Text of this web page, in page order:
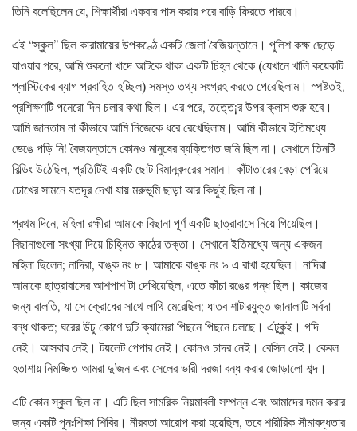
তিনি বলেছিলেন যে, শিক্ষার্থীরা একবার পাস করার পরে বাড়ি ফিরতে পারবে।
এই “স্কুল” ছিল কারামায়ের উপকণ্ঠে একটি জেলা বৈজিয়ন্তানে। পুলিশ কক্ষ ছেড়ে
যাওয়ার পরে, আমি শুকনো খাদে আটকে থাকা একটি চিহ্ন থেকে (যেখানে খালি কয়েকটি
প্লাস্টিকের ব্যাগ প্রবাহিত হচ্ছিল) সমস্ত তথ্য সংগ্রহ করতে পেরেছিলাম। স্পষ্টতই,
প্রশিক্ষণটি পনেরো দিন চলার কথা ছিল। এর পরে, তত্তে¡র উপর ক্লাস শুরু হবে।
আমি জানতাম না কীভাবে আমি নিজেকে ধরে রেখেছিলাম। আমি কীভাবে ইতিমধ্যে
ভেঙে পড়ি নি! বৈজয়ন্তানে কোনও মানুষের ব্যক্তিগত জমি ছিল না। সেখানে তিনটি
বিল্ডিং উঠেছিল, প্রতিটিই একটি ছোট বিমানবন্দরের সমান। কাঁটাতারের বেড়া পেরিয়ে
চোখের সামনে যতদূর দেখা যায় মরুভূমি ছাড়া আর কিছুই ছিল না।
প্রথম দিনে, মহিলা রক্ষীরা আমাকে বিছানা পূর্ণ একটি ছাত্রাবাসে নিয়ে গিয়েছিল।
বিছানাগুলো সংখ্যা দিয়ে চিহ্নিত কাঠের তক্তা। সেখানে ইতিমধ্যে অন্য একজন
মহিলা ছিলেন; নাদিরা, বাঙ্ক নং ৮। আমাকে বাঙ্ক নং ৯ এ রাখা হয়েছিল। নাদিরা
আমাকে ছাত্রাবাসের আশপাশ টা দেখিয়েছিল, এতে কাঁচা রঙের গন্ধ ছিল। কাজের
জন্য বালতি, যা সে ক্রোধের সাথে লাথি মেরেছিল; ধাতব শাটারযুক্ত জানালাটি সর্বদা
বন্ধ থাকত; ঘরের উঁচু কোণে দুটি ক্যামেরা পিছনে পিছনে চলছে। এটুকুই। গদি
নেই। আসবাব নেই। টয়লেট পেপার নেই। কোনও চাদর নেই। বেসিন নেই। কেবল
হতাশায় নিমজ্জিত আমরা দু’জন এবং সেলের ভারী দরজা বন্ধ করার জোড়ালো শব্দ।
এটি কোন স্কুল ছিল না। এটি ছিল সামরিক নিয়মাবলী সম্পন্ন এবং আমাদের দমন করার
জন্য একটি পুনঃশিক্ষা শিবির। নীরবতা আরোপ করা হয়েছিল, তবে শারীরিক সীমাবদ্ধতার